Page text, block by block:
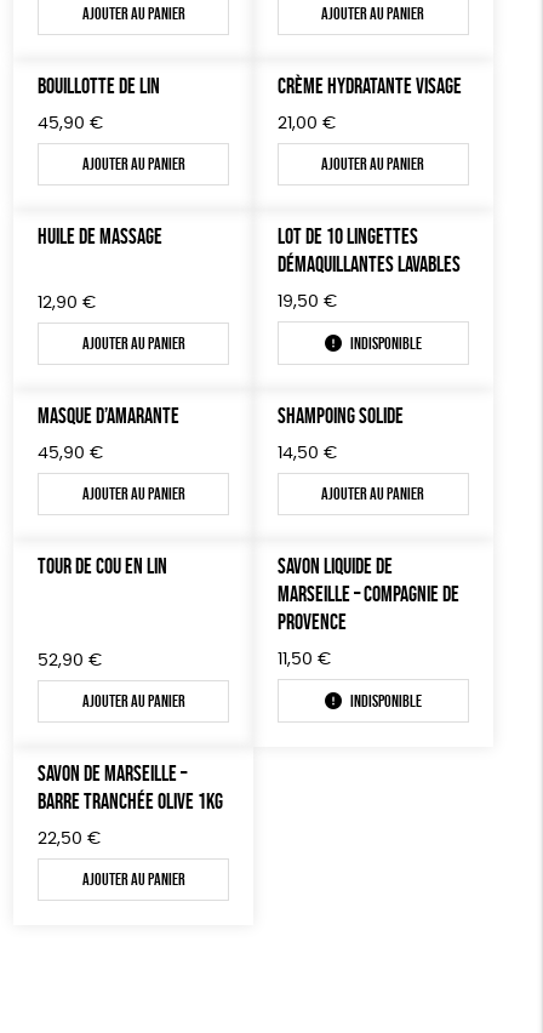
Ajouter au panier Ajouter au panier
BOUILLOTTE DE LIN
45,90 €
Ajouter au panier
CRÈME HYDRATANTE VISAGE
21,00 €
Ajouter au panier
HUILE DE MASSAGE
12,90 €
Ajouter au panier
LOT DE 10 LINGETTES
DÉMAQUILLANTES LAVABLES
19,50 €
Indisponible
MASQUE D’AMARANTE
45,90 €
Ajouter au panier
SHAMPOING SOLIDE
14,50 €
Ajouter au panier
TOUR DE COU EN LIN
52,90 €
Ajouter au panier
SAVON LIQUIDE DE
MARSEILLE – COMPAGNIE DE
PROVENCE
11,50 €
Indisponible
SAVON DE MARSEILLE –
BARRE TRANCHÉE OLIVE 1KG
22,50 €
Ajouter au panier